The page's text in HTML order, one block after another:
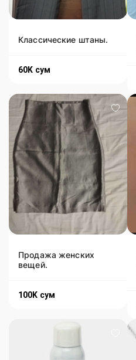
Классические штаны.
60K сум
Продажа женских
вещей.
100K сум